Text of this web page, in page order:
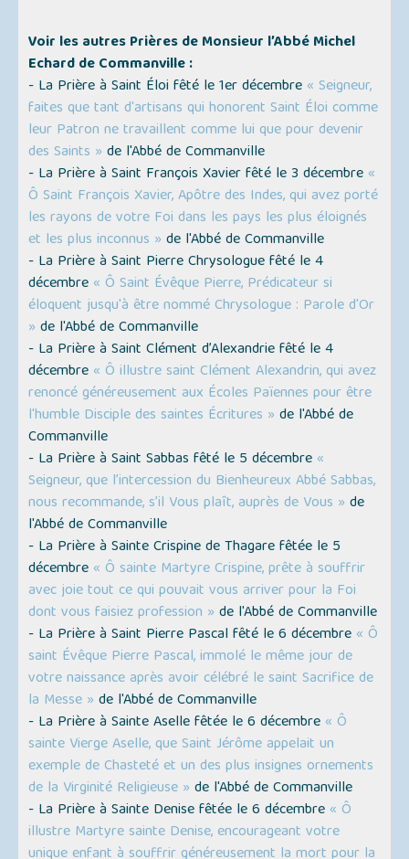
Voir les autres Prières de Monsieur l’Abbé Michel
Echard de Commanville :
- La Prière à Saint Éloi fêté le 1er décembre « Seigneur,
faites que tant d'artisans qui honorent Saint Éloi comme
leur Patron ne travaillent comme lui que pour devenir
des Saints » de l'Abbé de Commanville
- La Prière à Saint François Xavier fêté le 3 décembre «
Ô Saint François Xavier, Apôtre des Indes, qui avez porté
les rayons de votre Foi dans les pays les plus éloignés
et les plus inconnus » de l'Abbé de Commanville
- La Prière à Saint Pierre Chrysologue fêté le 4
décembre « Ô Saint Évêque Pierre, Prédicateur si
éloquent jusqu'à être nommé Chrysologue : Parole d'Or
» de l'Abbé de Commanville
- La Prière à Saint Clément d’Alexandrie fêté le 4
décembre « Ô illustre saint Clément Alexandrin, qui avez
renoncé généreusement aux Écoles Païennes pour être
l'humble Disciple des saintes Écritures » de l'Abbé de
Commanville
- La Prière à Saint Sabbas fêté le 5 décembre «
Seigneur, que l’intercession du Bienheureux Abbé Sabbas,
nous recommande, s’il Vous plaît, auprès de Vous » de
l'Abbé de Commanville
- La Prière à Sainte Crispine de Thagare fêtée le 5
décembre « Ô sainte Martyre Crispine, prête à souffrir
avec joie tout ce qui pouvait vous arriver pour la Foi
dont vous faisiez profession » de l'Abbé de Commanville
- La Prière à Saint Pierre Pascal fêté le 6 décembre « Ô
saint Évêque Pierre Pascal, immolé le même jour de
votre naissance après avoir célébré le saint Sacrifice de
la Messe » de l'Abbé de Commanville
- La Prière à Sainte Aselle fêtée le 6 décembre « Ô
sainte Vierge Aselle, que Saint Jérôme appelait un
exemple de Chasteté et un des plus insignes ornements
de la Virginité Religieuse » de l'Abbé de Commanville
- La Prière à Sainte Denise fêtée le 6 décembre « Ô
illustre Martyre sainte Denise, encourageant votre